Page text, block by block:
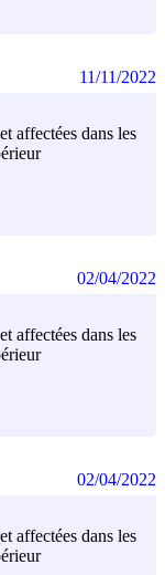
affectées dans les
11/11/2022
affectées dans les
02/04/2022
affectées dans les
02/04/2022